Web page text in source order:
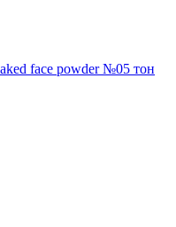
face powder №05 тон